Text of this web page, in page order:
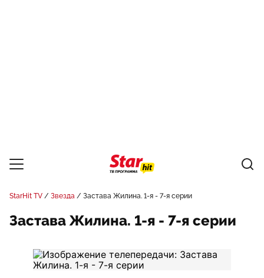
StarHit TV Звезда Застава Жилина. 1-я - 7-я серии
Застава Жилина. 1-я - 7-я серии